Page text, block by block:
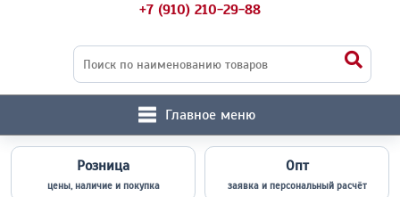
+7 (910) 210-29-88
Главное меню
Розница
цены, наличие и покупка
Опт
заявка и персональный расчёт